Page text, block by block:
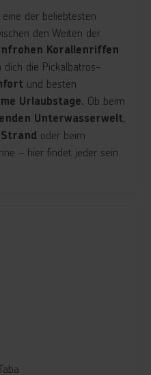
eine der beliebtesten
den Weiten der
Korallenriffen
dich die Pickalbatros-
und besten
Urlaubstage. Ob beim
Unterwasserwelt,
Strand oder beim
– hier findet jeder sein